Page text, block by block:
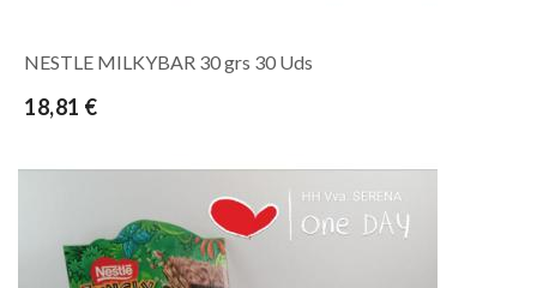
NESTLE MILKYBAR 30 grs 30 Uds
18,81 €